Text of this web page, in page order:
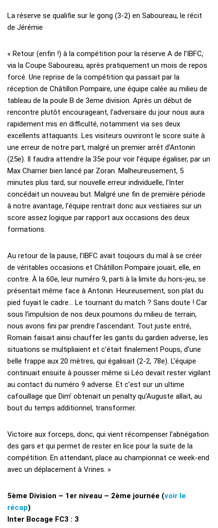
La réserve se qualifie sur le gong (3-2) en Saboureau, le récit
de Jérémie
« Retour (enfin !) à la compétition pour la réserve A de l’IBFC,
via la Coupe Saboureau, après pratiquement un mois de repos
forcé. Une reprise de la compétition qui passait par la
réception de Châtillon Pompaire, une équipe calée au milieu de
tableau de la poule B de 3eme division. Après un début de
rencontre plutôt encourageant, l’adversaire du jour nous aura
rapidement mis en difficulté, notamment via ses deux
excellents attaquants. Les visiteurs ouvriront le score suite à
une erreur de notre part, malgré un premier arrêt d’Antonin
(25e). Il faudra attendre la 35e pour voir l’équipe égaliser, par un
Max Charrier bien lancé par Zoran. Malheureusement, 5
minutes plus tard, sur nouvelle erreur individuelle, l’Inter
concédait un nouveau but. Malgré une fin de première période
à notre avantage, l’équipe rentrait donc aux vestiaires sur un
score assez logique par rapport aux occasions des deux
formations.
Au retour de la pause, l’IBFC avait toujours du mal à se créer
de véritables occasions et Châtillon Pompaire jouait, elle, en
contre. À la 60e, leur numéro 9, parti à la limite du hors-jeu, se
présentait même face à Antonin. Heureusement, son plat du
pied fuyait le cadre… Le tournant du match ? Sans doute ! Car
sous l’impulsion de nos deux poumons du milieu de terrain,
nous avons fini par prendre l’ascendant. Tout juste entré,
Romain faisait ainsi chauffer les gants du gardien adverse, les
situations se multipliaient et c’était finalement Poups, d’une
belle frappe aux 20 mètres, qui égalisait (2-2, 78e). L’équipe
continuait ensuite à pousser même si Léo devait rester vigilant
au contact du numéro 9 adverse. Et c’est sur un ultime
cafouillage que Dim’ obtenait un penalty qu’Auguste allait, au
bout du temps additionnel, transformer.
Victoire aux forceps, donc, qui vient récompenser l’abnégation
des gars et qui permet de rester en lice pour la suite de la
compétition. En attendant, place au championnat ce week-end
avec un déplacement à Vrines. »
5ème Division – 1er niveau – 2ème journée (voir le
récap)
Inter Bocage FC3 : 3